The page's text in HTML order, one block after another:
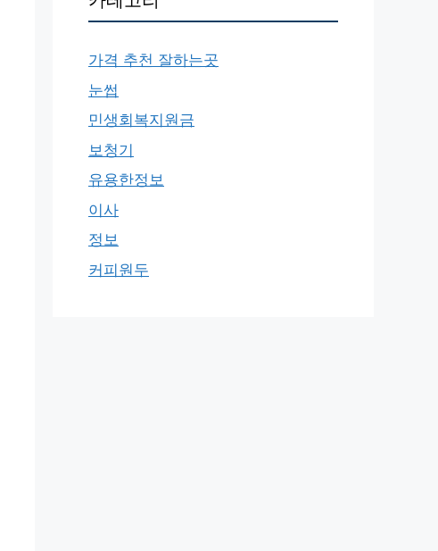
가격 추천 잘하는곳
눈썹
민생회복지원금
보청기
유용한정보
이사
정보
커피원두